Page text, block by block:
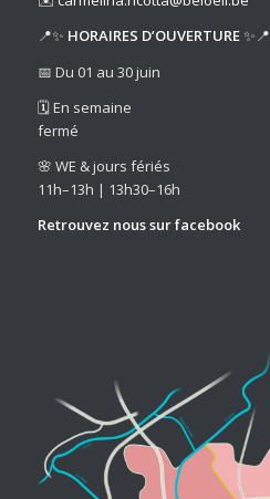
📍✨ HORAIRES D’OUVERTURE✨📍
📅 Du 01 au 30 juin
🗓️ En semaine
fermé
🌸 WE & jours fériés
11h–13h | 13h30–16h
Retrouvez nous surfacebook